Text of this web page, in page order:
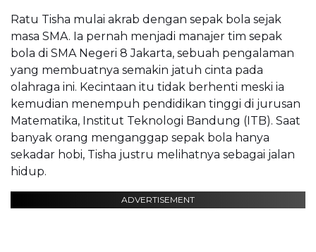
Ratu Tisha mulai akrab dengan sepak bola sejak
masa SMA. Ia pernah menjadi manajer tim sepak
bola di SMA Negeri 8 Jakarta, sebuah pengalaman
yang membuatnya semakin jatuh cinta pada
olahraga ini. Kecintaan itu tidak berhenti meski ia
kemudian menempuh pendidikan tinggi di jurusan
Matematika, Institut Teknologi Bandung (ITB). Saat
banyak orang menganggap sepak bola hanya
sekadar hobi, Tisha justru melihatnya sebagai jalan
hidup.
ADVERTISEMENT